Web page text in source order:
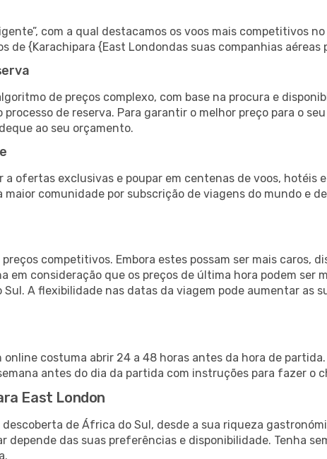
com a qual destacamos os voos mais competitivos
de {Karachipara {East Londondas suas companhias aéreas
de preços complexo, com base na procura e
de reserva. Para garantir o melhor preço para o
ao seu orçamento.
a ofertas exclusivas e poupar em centenas de voos, hotéis
comunidade por subscrição de viagens do mundo e
competitivos. Embora estes possam ser mais caros,
em consideração que os preços de última hora podem ser
A flexibilidade nas datas da viagem pode aumentar as
costuma abrir 24 a 48 horas antes da hora de
antes do dia da partida com instruções para fazer o
East London
de África do Sul, desde a sua riqueza
das suas preferências e disponibilidade. Tenha